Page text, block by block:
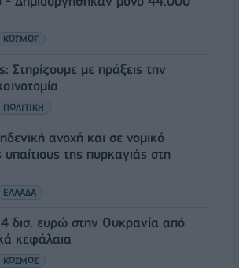
ΚΟΣΜΟΣ
Στηρίζουμε με πράξεις την
ΠΟΛΙΤΙΚΗ
ανοχή και σε νομικό
υπαίτιους της πυρκαγιάς στη
ΕΛΛΑΔΑ
δισ. ευρώ στην Ουκρανία από
κεφάλαια
ΚΟΣΜΟΣ